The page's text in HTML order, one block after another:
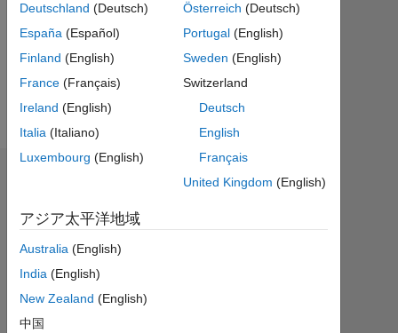
Following:
Follow
統
MATLAB Answers
Deutschland (Deutsch)
España (Español)
Finland (English)
France (Français)
Ireland (English)
Italia (Italiano)
Luxembourg (English)
Österreich (Deutsch)
Portugal (English)
Sweden (English)
Switzerland
Deutsch
English
Français
United Kingdom (English)
アジア太平洋地域
Australia (English)
India (English)
New Zealand (English)
中国